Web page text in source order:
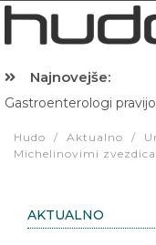
Najnovejše:
Gastroenterologi
Hudo / Aktualno /
Michelinovimi
AKTUALNO